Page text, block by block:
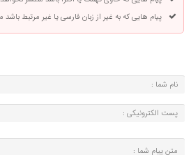
پیام هایی که به غیر از زبان فارسی یا غیر مرتبط